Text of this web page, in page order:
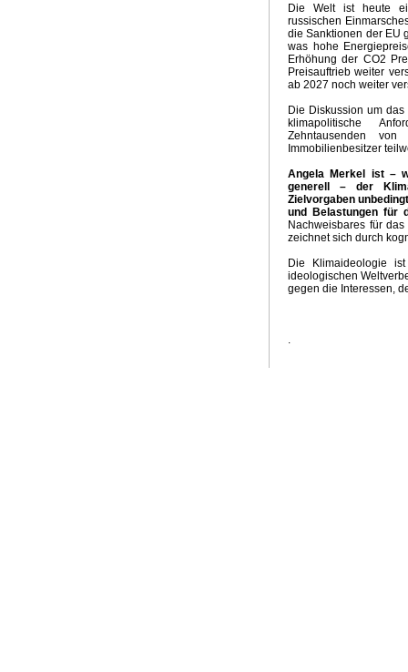
Die Welt ist heute
russischen
die Sanktionen der EU
was hohe
Erhöhung der CO2
Preisauftrieb weiter
ab 2027 noch weiter
Die Diskussion um
klimapolitische
Zehntausenden
Immobilienbesitzer
Angela Merkel ist –
generell – der
Zielvorgaben
und Belastungen für
Nachweisbares für
zeichnet sich durch
Die Klimaideologie
ideologischen
gegen die Interessen,